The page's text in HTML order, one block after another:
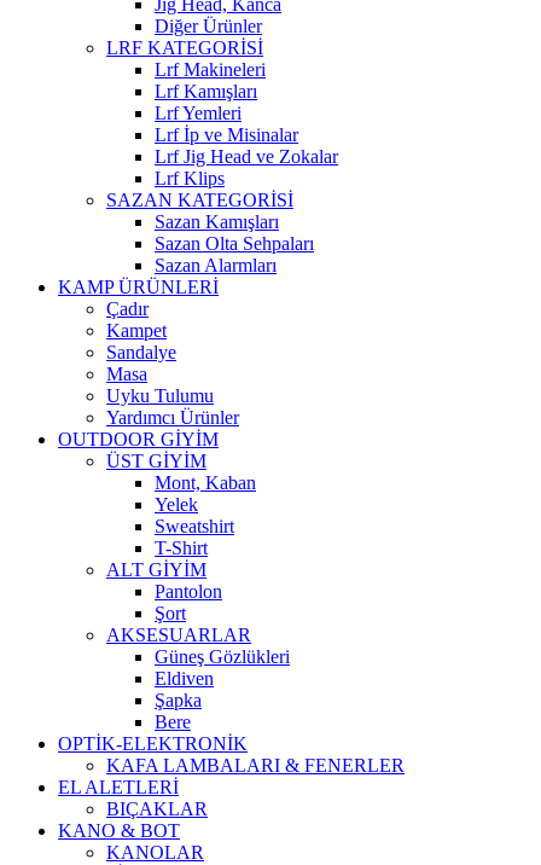
Jig Head, Kanca
Diğer Ürünler
LRF KATEGORİSİ
Lrf Makineleri
Lrf Kamışları
Lrf Yemleri
Lrf İp ve Misinalar
Lrf Jig Head ve Zokalar
Lrf Klips
SAZAN KATEGORİSİ
Sazan Kamışları
Sazan Olta Sehpaları
Sazan Alarmları
KAMP ÜRÜNLERİ
Çadır
Kampet
Sandalye
Masa
Uyku Tulumu
Yardımcı Ürünler
OUTDOOR GİYİM
ÜST GİYİM
Mont, Kaban
Yelek
Sweatshirt
T-Shirt
ALT GİYİM
Pantolon
Şort
AKSESUARLAR
Güneş Gözlükleri
Eldiven
Şapka
Bere
OPTİK-ELEKTRONİK
KAFA LAMBALARI & FENERLER
EL ALETLERİ
BIÇAKLAR
KANO & BOT
KANOLAR